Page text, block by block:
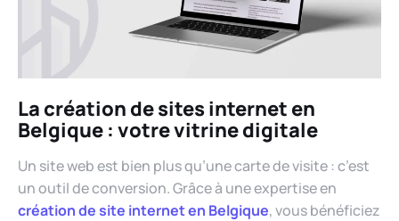
La création de sites internet en
Belgique : votre vitrine digitale
Un site web est bien plus qu’une carte de visite : c’est
un outil de conversion. Grâce à une expertise en
création de site internet en Belgique, vous bénéficiez